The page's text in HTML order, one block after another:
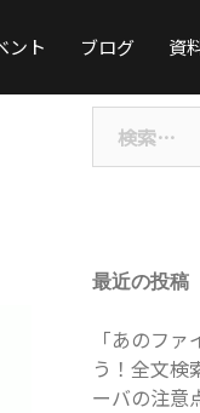
ント ブログ 資
索:
最近の投稿
「あのフ
う！全文検
ーバの注意